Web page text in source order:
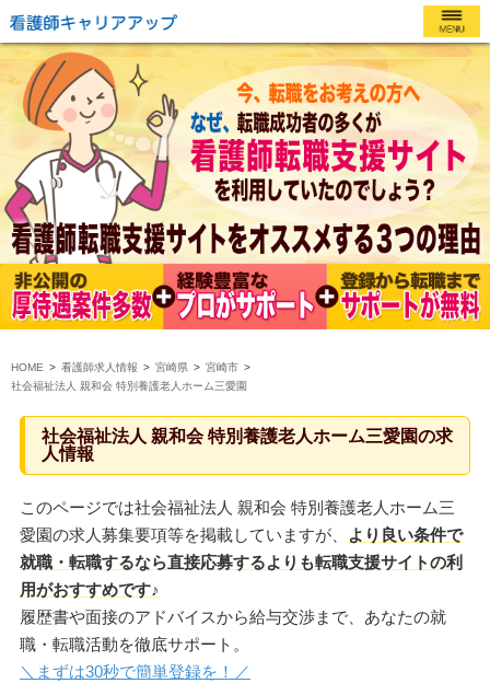
HOME 看護師求人情報 宮崎県
宮崎市
社会福祉法人 親和会 特別養護老人ホーム三愛園
社会福祉法人 親和会 特別養護老人ホーム三愛園の求
人情報
このページでは社会福祉法人 親和会 特別養護老人ホーム三
愛園の求人募集要項等を掲載していますが、
より良い条件で
就職・転職するなら直接応募するよりも転職支援サイトの利
用がおすすめです♪
履歴書や面接のアドバイスから給与交渉まで、あなたの就
職・転職活動を徹底サポート。
＼まずは30秒で簡単登録を！／